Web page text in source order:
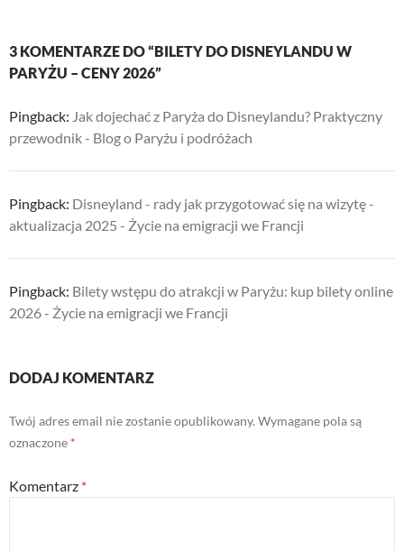
3 KOMENTARZE DO “BILETY DO DISNEYLANDU W
PARYŻU – CENY 2026”
Pingback: Jak dojechać z Paryża do Disneylandu? Praktyczny
przewodnik - Blog o Paryżu i podróżach
Pingback: Disneyland - rady jak przygotować się na wizytę -
aktualizacja 2025 - Życie na emigracji we Francji
Pingback: Bilety wstępu do atrakcji w Paryżu: kup bilety online
2026 - Życie na emigracji we Francji
DODAJ KOMENTARZ
Twój adres email nie zostanie opublikowany. Wymagane pola są
oznaczone *
Komentarz *